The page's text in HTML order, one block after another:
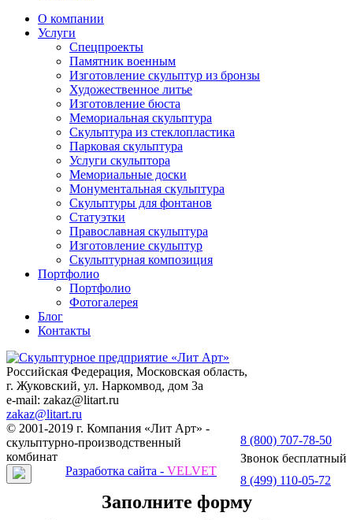
О компании
Услуги
Спецпроекты
Памятник военным
Изготовление скульптур из бронзы
Художественное литье
Изготовление бюста
Мемориальная скульптура
Скульптура из стеклопластика
Парковая скульптура
Услуги скульптора
Мемориальные доски
Монументальная скульптура
Скульптуры для фонтанов
Статуэтки
Православная скульптура
Изготовление скульптур
Скульптурная композиция
Портфолио
Портфолио
Фотогалерея
Блог
Контакты
Российская Федерация, Московская область,
г. Жуковский, ул. Наркомвод, дом 3а
e-mail: zakaz@litart.ru
zakaz@litart.ru
8 (800) 707-78-50
Звонок бесплатный
8 (499) 110-05-72
© 2001-2019 г. Компания «Лит Арт» -
скульптурно-производственный
комбинат
Разработка сайта - VELVET
Заполните форму